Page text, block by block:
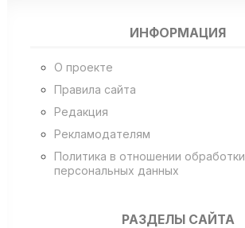
ИНФОРМАЦИЯ
О проекте
Правила сайта
Редакция
Рекламодателям
Политика в отношении обработки
персональных данных
РАЗДЕЛЫ САЙТА